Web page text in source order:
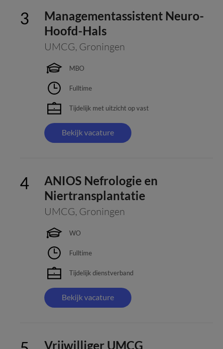
Managementassistent Neuro-
Hoofd-Hals
UMCG, Groningen
MBO
Fulltime
Tijdelijk met uitzicht op vast
Bekijk vacature
ANIOS Nefrologie en
Niertransplantatie
UMCG, Groningen
WO
Fulltime
Tijdelijk dienstverband
Bekijk vacature
Vrijwilliger UMCG